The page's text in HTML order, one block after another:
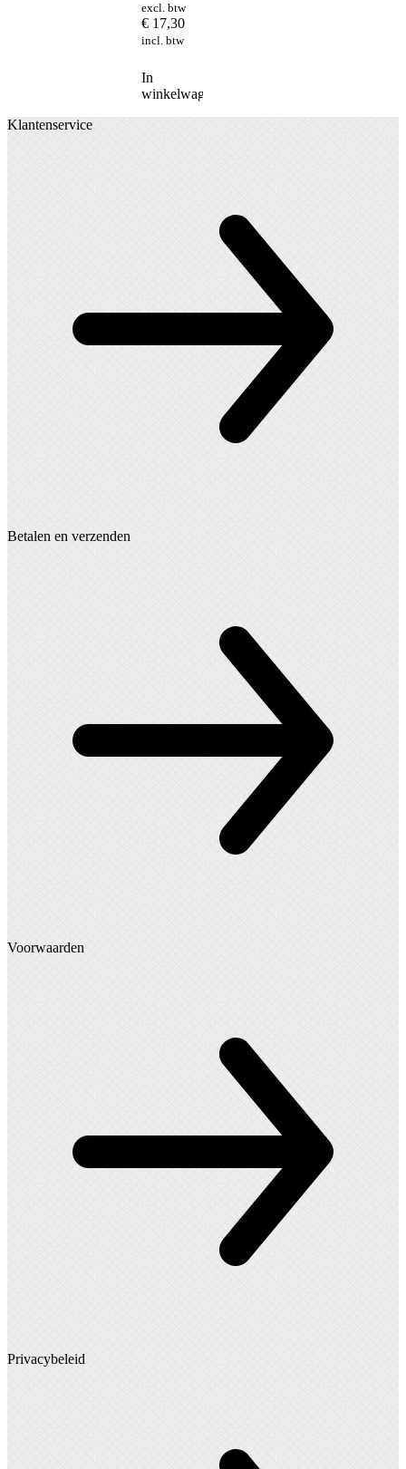
excl. btw
€ 17,30
incl. btw
In
winkelwagen
Klantenservice
Betalen en verzenden
Voorwaarden
Privacybeleid